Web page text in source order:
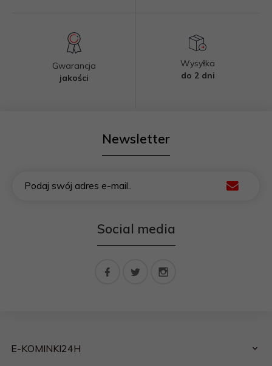
Gwarancja
jakości
Wysyłka
do 2 dni
Newsletter
Podaj swój adres e-mail..
Social media
E-KOMINKI24H